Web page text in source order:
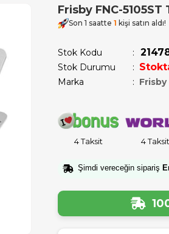
Frisby FNC-
Son 1 saatte 1 kişi satın aldı!
Stok Kodu
Stok Durumu :
Marka : Frisby
4 Taksit 4 Taksit
Şimdi vereceğin sipariş